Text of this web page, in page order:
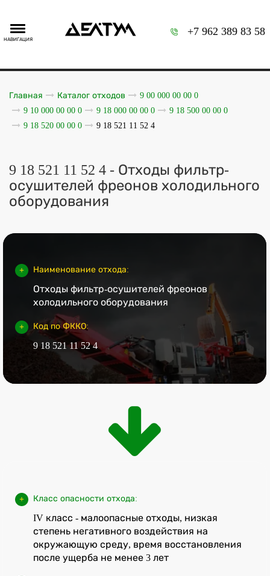
НАВИГАЦИЯ
+7 962 389 83 58
Главная Каталог отходов
9 00 000 00 00 0
9 10 000 00 00 0
9 18 000 00 00 0
9 18 500 00 00 0
9 18 520 00 00 0
9 18 521 11 52 4
9 18 521 11 52 4 - Отходы фильтр-
осушителей фреонов холодильного
оборудования
Наименование отхода:
Отходы фильтр-осушителей фреонов
холодильного оборудования
Код по ФККО:
9 18 521 11 52 4
Класс опасности отхода:
IV класс - малоопасные отходы, низкая
степень негативного воздействия на
окружающую среду, время восстановления
после ущерба не менее 3 лет